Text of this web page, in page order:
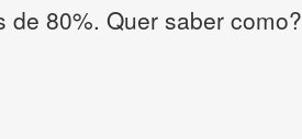
de 80%. Quer saber como?